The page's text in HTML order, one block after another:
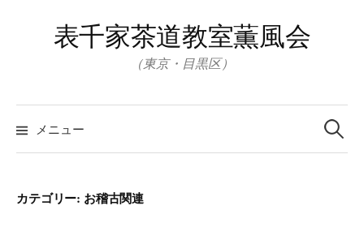
プ
表千家茶道教室薫風会
（東京・目黒区）
メニュー
検
索:
カテゴリー: お稽古関連